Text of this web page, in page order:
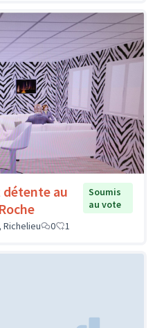
détente au
Soumis
au vote
Richelieu
0 1